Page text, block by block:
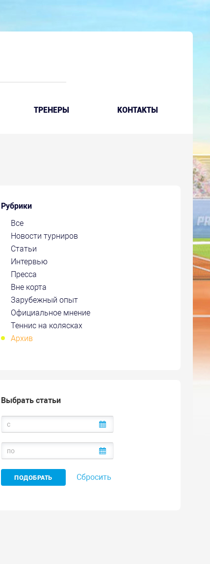
ТРЕНЕРЫ КОНТАКТЫ
Рубрики
Все
Новости турниров
Статьи
Интервью
Пресса
Вне корта
Зарубежный опыт
Официальное мнение
Теннис на колясках
Архив
Выбрать статьи
Сбросить